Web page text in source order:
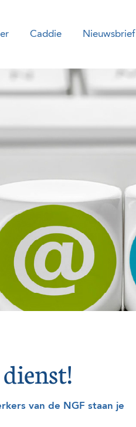
Caddie Nieuwsbrief
van de NGF staan je